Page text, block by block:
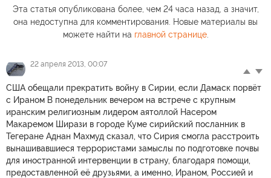
Эта статья опубликована более, чем 24 часа назад, а значит,
она недоступна для комментирования. Новые материалы вы
можете найти на главной странице.
22 апреля 2013, 00:07
США обещали прекратить войну в Сирии, если Дамаск порвёт
с Ираном В понедельник вечером на встрече с крупным
иранским религиозным лидером аятоллой Насером
Макаремом Ширази в городе Куме сирийский посланник в
Тегеране Аднан Махмуд сказал, что Сирия смогла расстроить
вынашивавшиеся террористами замыслы по подготовке почвы
для иностранной интервенции в страну, благодаря помощи,
предоставленной её друзьями, а именно, Ираном, Россией и